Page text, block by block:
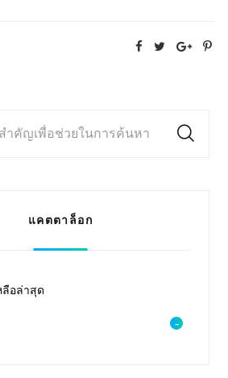
ำคัญเพื่อช่วยในการค้นหา
แคตตาล็อก
ลือล่าสุด